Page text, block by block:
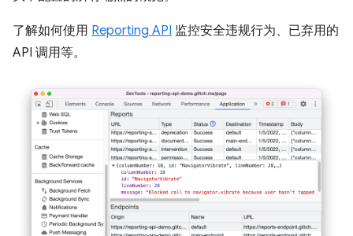
了解如何使用 Reporting API 监控安全违规行为、已弃用的
API 调用等。